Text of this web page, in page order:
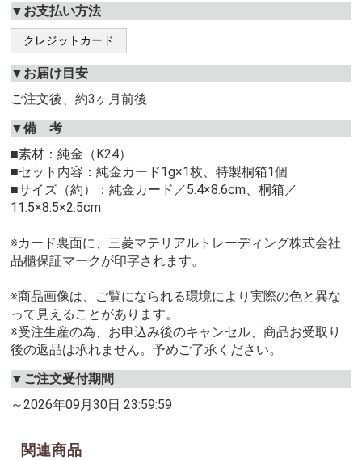
▼お支払い方法
クレジットカード
▼お届け目安
ご注文後、約3ヶ月前後
▼備 考
■素材：純金（K24）
■セット内容：純金カード1g×1枚、特製桐箱1個
■サイズ（約）：純金カード／5.4×8.6cm、桐箱／
11.5×8.5×2.5cm
※カード裏面に、三菱マテリアルトレーディング株式会社
品櫃保証マークが印字されます。
※商品画像は、ご覧になられる環境により実際の色と異な
って見えることがあります。
※受注生産の為、お申込み後のキャンセル、商品お受取り
後の返品は承れません。予めご了承ください。
▼ご注文受付期間
～2026年09月30日 23:59:59
関連商品